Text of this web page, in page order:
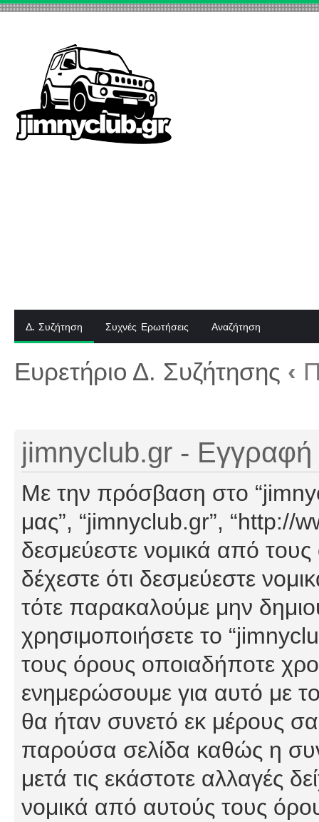
Δ. Συζήτηση Συχνές Ερωτήσεις Αναζήτηση
Ευρετήριο Δ. Συζήτησης ‹
jimnyclub.gr - Εγγραφή
Με την πρόσβαση στο
μας”, “jimnyclub.gr”, “http://
δεσμεύεστε νομικά από
δέχεστε ότι δεσμεύεστε
τότε παρακαλούμε μην
χρησιμοποιήσετε το
τους όρους οποιαδήποτε
ενημερώσουμε για αυτό με
θα ήταν συνετό εκ μέρους
παρούσα σελίδα καθώς η
μετά τις εκάστοτε αλλαγές
νομικά από αυτούς τους